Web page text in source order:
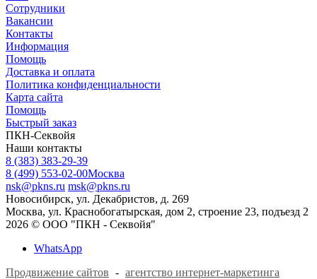
Сотрудники
Вакансии
Контакты
Информация
Помощь
Доставка и оплата
Политика конфиденциальности
Карта сайта
Помощь
Быстрый заказ
ПКН-Секвойя
Наши контакты
8 (383) 383-29-39
8 (499) 553-02-00Москва
nsk@pkns.ru msk@pkns.ru
Новосибирск, ул. Декабристов, д. 269
Москва, ул. Краснобогатырская, дом 2, строение 23, подъезд 2
2026 © ООО "ПКН - Секвойя"
WhatsApp
Продвижение сайтов - агентство интернет-маркетинга